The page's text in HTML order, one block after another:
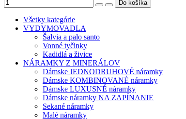
Všetky kategórie
VYDYMOVADLA
Šalvia a palo santo
Vonné tyčinky
Kadidlá a živice
NÁRAMKY Z MINERÁLOV
Dámske JEDNODRUHOVÉ náramky
Dámske KOMBINOVANÉ náramky
Dámske LUXUSNÉ náramky
Dámske náramky NA ZAPÍNANIE
Sekané náramky
Malé náramky